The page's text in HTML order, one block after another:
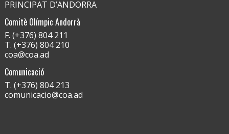
PRINCIPAT D’ANDORRA
Comitè Olímpic Andorrà
F. (+376) 804 211
T. (+376) 804 210
coa@coa.ad
Comunicació
T. (+376) 804 213
comunicacio@coa.ad